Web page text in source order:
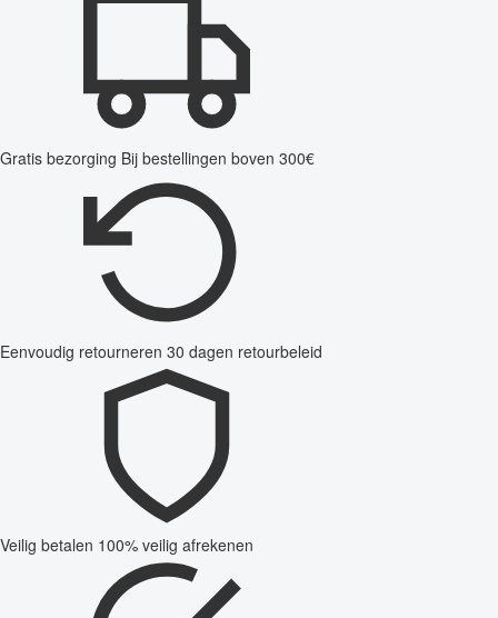
Gratis bezorging Bij bestellingen boven 300€
Eenvoudig retourneren 30 dagen retourbeleid
Veilig betalen 100% veilig afrekenen